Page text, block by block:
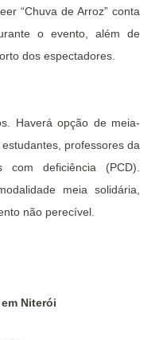
“Chuva de Arroz” conta
o evento, além de
dos espectadores.
Haverá opção de meia-
professores da
com deficiência (PCD).
meia solidária,
não perecível.
Niterói